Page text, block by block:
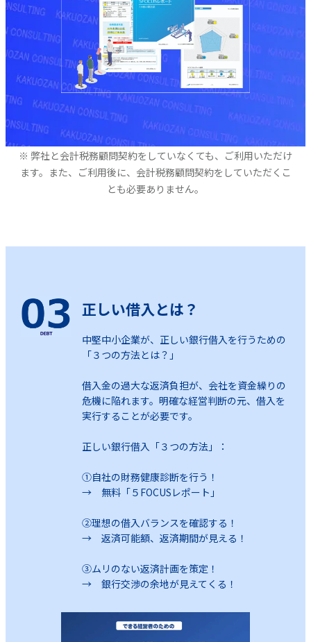
※ 弊社と会計税務顧問契約をしていなくても、ご利用いただけ
ます。また、ご利用後に、会計税務顧問契約をしていただくこ
とも必要ありません。
正しい借入とは？
中堅中小企業が、正しい銀行借入を行うための
「３つの方法とは？」
借入金の過大な返済負担が、会社を資金繰りの
危機に陥れます。明確な経営判断の元、借入を
実行することが必要です。
正しい銀行借入「３つの方法」：
①自社の財務健康診断を行う！
→ 無料「５FOCUSレポート」
②理想の借入バランスを確認する！
→ 返済可能額、返済期間が見える！
③ムリのない返済計画を策定！
→ 銀行交渉の余地が見えてくる！